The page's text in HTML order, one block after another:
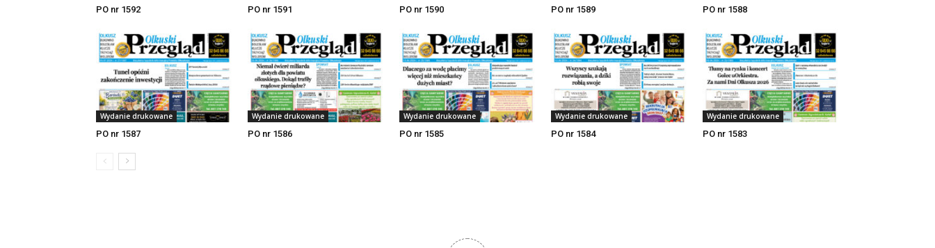
PO nr 1592 PO nr 1591 PO nr 1590 PO nr 1589 PO nr 1588
Wydanie drukowane
PO nr 1587
Wydanie drukowane
PO nr 1586
Wydanie drukowane
PO nr 1585
Wydanie drukowane
PO nr 1584
Wydanie drukowane
PO nr 1583